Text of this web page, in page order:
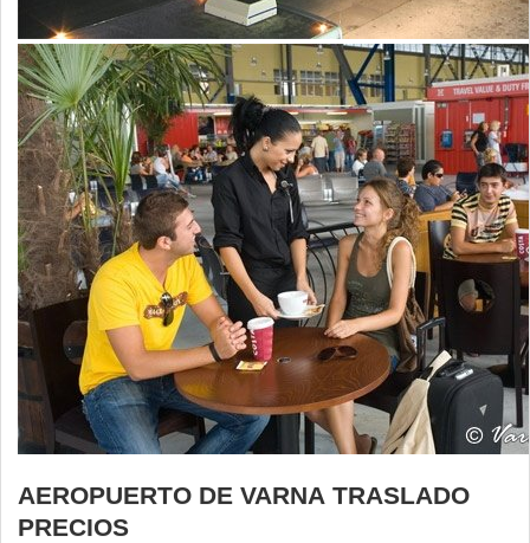
AEROPUERTO DE VARNA TRASLADO
PRECIOS